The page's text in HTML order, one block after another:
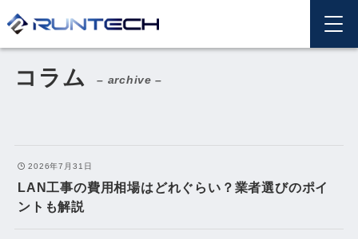
コラム – archive –
2026年7月31日
LAN工事の費用相場はどれぐらい？業者選びのポイ
ントも解説